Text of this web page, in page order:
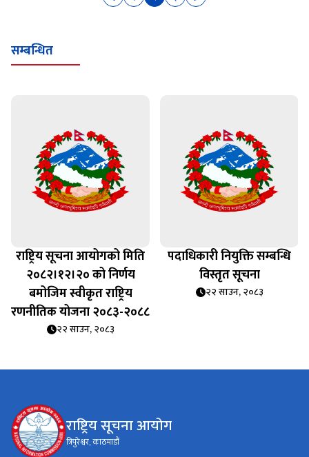
सम्बन्धित
राष्ट्रिय सूचना आयोगको मिति
२०८२।१२।२० को निर्णय
बमोजिम स्वीकृत राष्ट्रिय
रणनीतिक योजना २०८३-२०८८
२२ साउन, २०८३
पदाधिकारी नियुक्ति सम्बन्धि
विस्तृत सूचना
२२ साउन, २०८३
राष्ट्रिय सूचना आयोग
त्रिपुरेश्वर, काठमाडौं